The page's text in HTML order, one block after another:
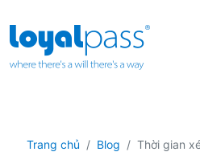
Trang chủ Blog Thời gian